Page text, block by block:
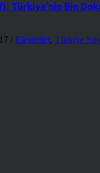
Türkiye’nin Bin
/ Eleştiriler, Türkiye